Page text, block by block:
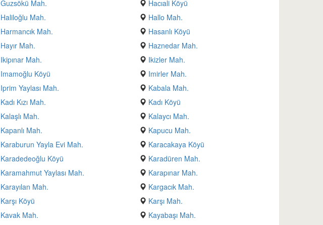
Guzsökü Mah.
Hacıali Köyü
Haliloğlu Mah.
Hallo Mah.
Harmancık Mah.
Hasanlı Köyü
Hayır Mah.
Haznedar Mah.
Ikipınar Mah.
Ikizler Mah.
Imamoğlu Köyü
Imirler Mah.
Iprim Yaylası Mah.
Kabala Mah.
Kadı Kızı Mah.
Kadı Köyü
Kalaşlı Mah.
Kalaycı Mah.
Kapanlı Mah.
Kapucu Mah.
Karaburun Yayla Evi Mah.
Karacakaya Köyü
Karadedeoğlu Köyü
Karadüren Mah.
Karamahmut Yaylası Mah.
Karapınar Mah.
Karayılan Mah.
Kargacık Mah.
Karşı Köyü
Karşı Mah.
Kavak Mah.
Kayabaşı Mah.